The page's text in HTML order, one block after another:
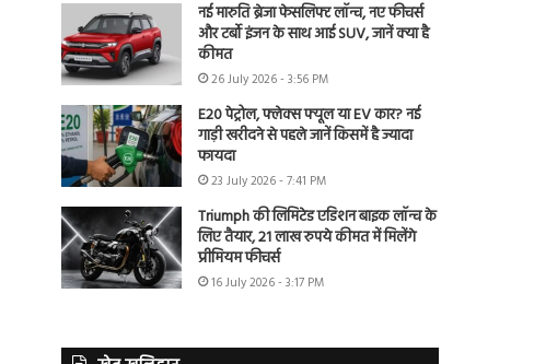
नई मारुति ब्रेजा फेसलिफ्ट लॉन्च, नए फीचर्स
और टर्बो इंजन के साथ आई SUV, जानें क्या है
कीमत
26 July 2026 - 3:56 PM
E20 पेट्रोल, फ्लेक्स फ्यूल या EV कार? नई
गाड़ी खरीदने से पहले जानें किसमें है ज्यादा
फायदा
23 July 2026 - 7:41 PM
Triumph की लिमिटेड एडिशन बाइक लॉन्च के
लिए तैयार, 21 लाख रुपये कीमत में मिलेंगे
प्रीमियम फीचर्स
16 July 2026 - 3:17 PM